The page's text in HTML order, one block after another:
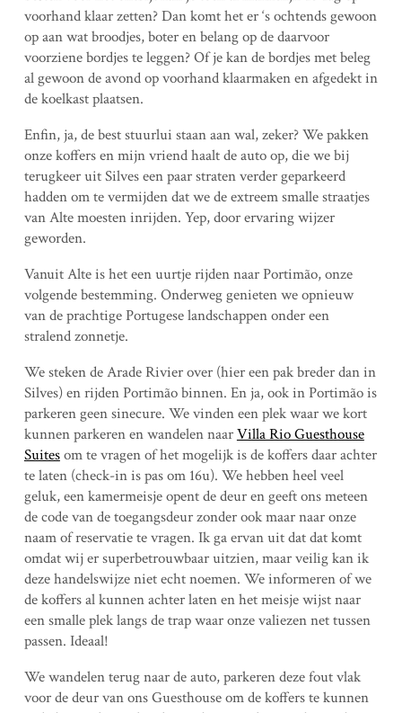
voorhand klaar zetten? Dan komt het er ‘s ochtends gewoon
op aan wat broodjes, boter en belang op de daarvoor
voorziene bordjes te leggen? Of je kan de bordjes met beleg
al gewoon de avond op voorhand klaarmaken en afgedekt in
de koelkast plaatsen.
Enfin, ja, de best stuurlui staan aan wal, zeker? We pakken
onze koffers en mijn vriend haalt de auto op, die we bij
terugkeer uit Silves een paar straten verder geparkeerd
hadden om te vermijden dat we de extreem smalle straatjes
van Alte moesten inrijden. Yep, door ervaring wijzer
geworden.
Vanuit Alte is het een uurtje rijden naar Portimão, onze
volgende bestemming. Onderweg genieten we opnieuw
van de prachtige Portugese landschappen onder een
stralend zonnetje.
We steken de Arade Rivier over (hier een pak breder dan in
Silves) en rijden Portimão binnen. En ja, ook in Portimão is
parkeren geen sinecure. We vinden een plek waar we kort
kunnen parkeren en wandelen naarVilla Rio Guesthouse
Suitesom te vragen of het mogelijk is de koffers daar achter
te laten (check-in is pas om 16u). We hebben heel veel
geluk, een kamermeisje opent de deur en geeft ons meteen
de code van de toegangsdeur zonder ook maar naar onze
naam of reservatie te vragen. Ik ga ervan uit dat dat komt
omdat wij er superbetrouwbaar uitzien, maar veilig kan ik
deze handelswijze niet echt noemen. We informeren of we
de koffers al kunnen achter laten en het meisje wijst naar
een smalle plek langs de trap waar onze valiezen net tussen
passen. Ideaal!
We wandelen terug naar de auto, parkeren deze fout vlak
voor de deur van ons Guesthouse om de koffers te kunnen